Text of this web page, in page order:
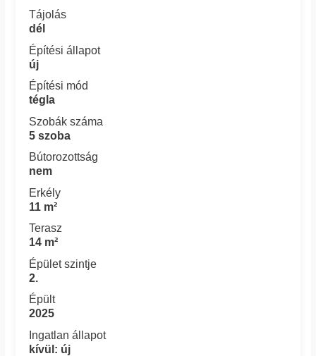
Tájolás
dél
Építési állapot
új
Építési mód
tégla
Szobák száma
5 szoba
Bútorozottság
nem
Erkély
11 m²
Terasz
14 m²
Épület szintje
2.
Épült
2025
Ingatlan állapot
kívül: új